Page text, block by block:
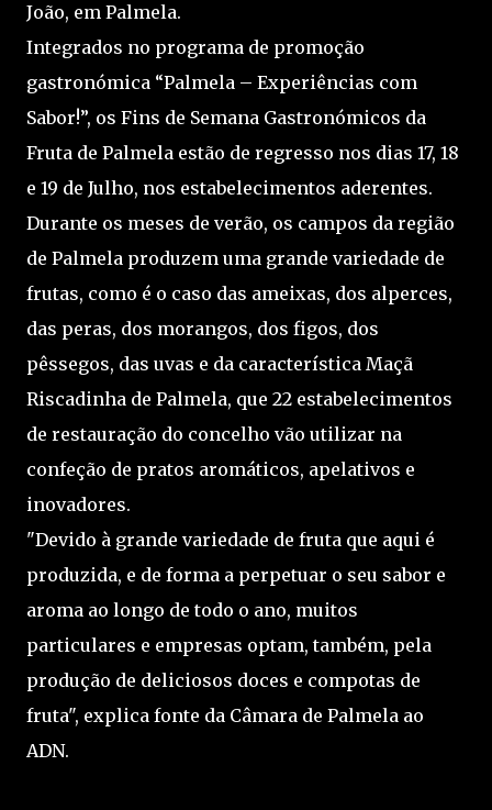
João, em Palmela.
Integrados no programa de promoção
gastronómica “Palmela – Experiências com
Sabor!”, os Fins de Semana Gastronómicos da
Fruta de Palmela estão de regresso nos dias 17, 18
e 19 de Julho, nos estabelecimentos aderentes.
Durante os meses de verão, os campos da região
de Palmela produzem uma grande variedade de
frutas, como é o caso das ameixas, dos alperces,
das peras, dos morangos, dos figos, dos
pêssegos, das uvas e da característica Maçã
Riscadinha de Palmela, que 22 estabelecimentos
de restauração do concelho vão utilizar na
confeção de pratos aromáticos, apelativos e
inovadores.
"Devido à grande variedade de fruta que aqui é
produzida, e de forma a perpetuar o seu sabor e
aroma ao longo de todo o ano, muitos
particulares e empresas optam, também, pela
produção de deliciosos doces e compotas de
fruta", explica fonte da Câmara de Palmela ao
ADN.